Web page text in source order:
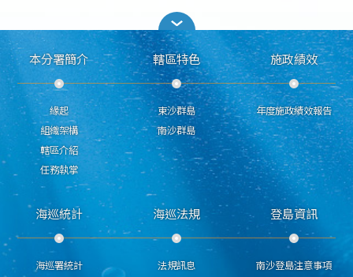
本分署簡介
緣起
組織架構
轄區介紹
任務執掌
轄區特色
東沙群島
南沙群島
施政績效
年度施政績效報告
海巡統計
海巡署統計
海巡法規
法規訊息
登島資訊
南沙登島注意事項